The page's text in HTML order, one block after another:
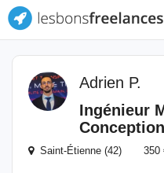
Adrien P.
Ingénieur
Saint-Étienne (42) 350